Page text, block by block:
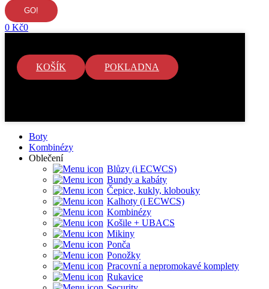
0 Kč0
KOŠÍK POKLADNA
Boty
Kombinézy
Oblečení
Blůzy (i ECWCS)
Bundy a kabáty
Čepice, kukly, klobouky
Kalhoty (i ECWCS)
Kombinézy
Košile + UBACS
Mikiny
Ponča
Ponožky
Pracovní a nepromokavé komplety
Rukavice